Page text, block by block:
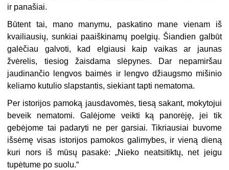
ir panašiai.
Būtent tai, mano manymu, paskatino mane vienam iš
kvailiausių, sunkiai paaiškinamų poelgių. Šiandien galbūt
galėčiau galvoti, kad elgiausi kaip vaikas ar jaunas
žvėrelis, tiesiog žaisdama slėpynes. Dar nepamiršau
jaudinančio lengvos baimės ir lengvo džiaugsmo mišinio
keliamo kutulio slapstantis, siekiant tapti nematoma.
Per istorijos pamoką jausdavomės, tiesą sakant, mokytojui
beveik nematomi. Galėjome veikti ką panorėję, jei tik
gebėjome tai padaryti ne per garsiai. Tikriausiai buvome
išsėmę visas istorijos pamokos galimybes, ir vieną dieną
kuri nors iš mūsų pasakė: „Nieko neatsitiktų, net jeigu
tupėtume po suolu.“